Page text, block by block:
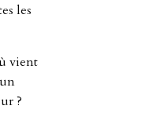
les
vient
?